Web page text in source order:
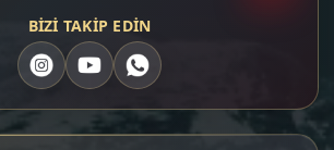
BİZİ TAKİP EDİN